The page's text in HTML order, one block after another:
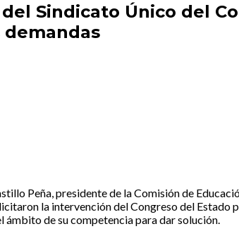
Sindicato Único del
demandas
Peña, presidente de la Comisión de
la intervención del Congreso del
ámbito de su competencia para dar solución.